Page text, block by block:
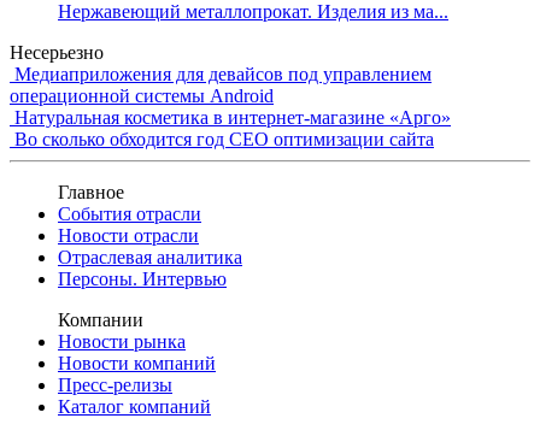
Нержавеющий металлопрокат. Изделия из ма...
Несерьезно
Медиаприложения для девайсов под управлением
операционной системы Android
Натуральная косметика в интернет-магазине «Арго»
Во сколько обходится год СЕО оптимизации сайта
Главное
События отрасли
Новости отрасли
Отраслевая аналитика
Персоны. Интервью
Компании
Новости рынка
Новости компаний
Пресс-релизы
Каталог компаний